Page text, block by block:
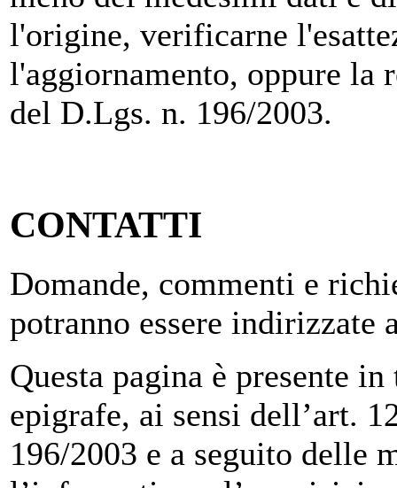
l'origine, verificarne
l'aggiornamento, oppure la
del D.Lgs. n. 196/2003.
CONTATTI
Domande, commenti e
potranno essere indirizzate
Questa pagina è presente
epigrafe, ai sensi dell’art.
196/2003 e a seguito delle